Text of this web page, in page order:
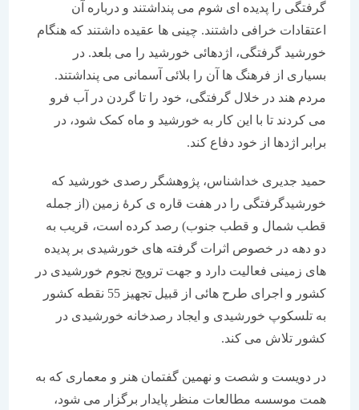
گرفتگی را پدیده ای شوم می پنداشتند و درباره آن
اعتقادات خرافی داشتند. چینی ها عقیده داشتند که هنگام
خورشید گرفتگی، اژدهائی خورشید را می بلعد. در
بسیاری از فرهنگ ها آن را بلائی آسمانی می پنداشتند.
مردم هند در خلال گرفتگی، خود را تا گردن در آب فرو
می کردند تا با این کار به خورشید و ماه کمک شود، در
برابر اژدها از خود دفاع کند.
حمید جدیری خداشناس، پژوهشگر رصدی خورشید که
خورشیدگرفتگی را در هفت قاره ی کرۀ زمین (از جمله
قطب شمال و قطب جنوب) رصد کرده است، قریب به
دو دهه در خصوص اثرات گرفته های خورشیدی بر پدیده
های زمینی فعالیت دارد و جهت ترویج نجوم خورشیدی در
کشور و اجرای طرح هائی از قبیل تجهیز 55 نقطه کشور
به تلسکوپ خورشیدی و ایجاد رصدخانه خورشیدی در
کشور تلاش می کند.
در دویست و شصت و نهمین گفتمان هنر و معماری که به
همت موسسه مطالعات منظر پایدار برگزار می شود،